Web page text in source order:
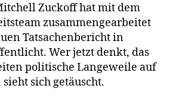
Zuckoff hat mit dem
zusammengearbeitet
Tatsachenbericht in
Wer jetzt denkt, das
politische Langeweile auf
sich getäuscht.